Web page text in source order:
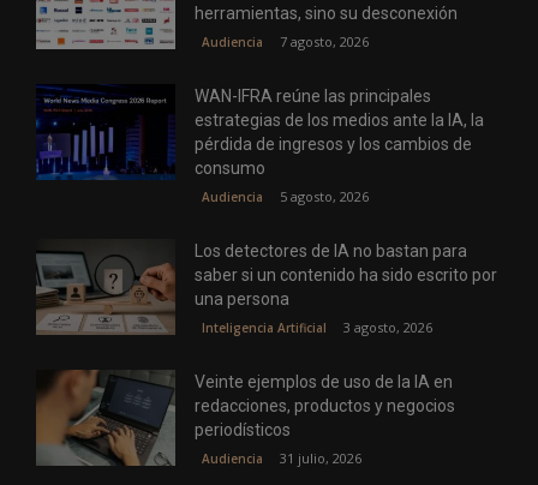
herramientas, sino su desconexión
Audiencia 7 agosto, 2026
WAN-IFRA reúne las principales
estrategias de los medios ante la IA, la
pérdida de ingresos y los cambios de
consumo
Audiencia 5 agosto, 2026
Los detectores de IA no bastan para
saber si un contenido ha sido escrito por
una persona
Inteligencia Artificial 3 agosto, 2026
Veinte ejemplos de uso de la IA en
redacciones, productos y negocios
periodísticos
Audiencia 31 julio, 2026